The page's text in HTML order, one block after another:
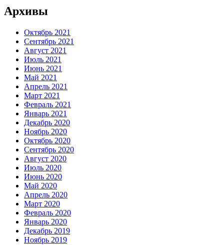
Архивы
Октябрь 2021
Сентябрь 2021
Август 2021
Июль 2021
Июнь 2021
Май 2021
Апрель 2021
Март 2021
Февраль 2021
Январь 2021
Декабрь 2020
Ноябрь 2020
Октябрь 2020
Сентябрь 2020
Август 2020
Июль 2020
Июнь 2020
Май 2020
Апрель 2020
Март 2020
Февраль 2020
Январь 2020
Декабрь 2019
Ноябрь 2019